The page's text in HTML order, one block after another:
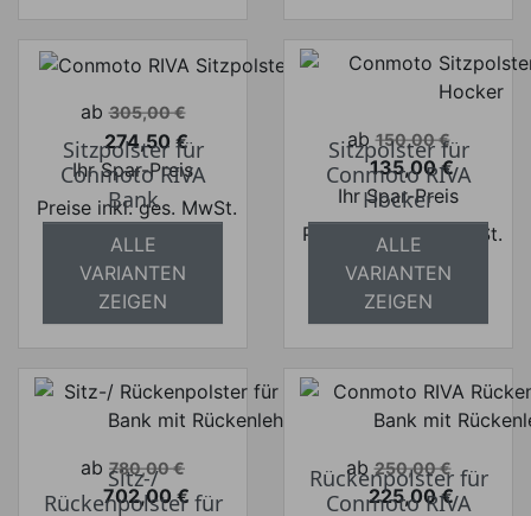
Verkaufspreis
ab 305,00 €
Preis
274,50 €
Ihr Spar-Preis
Preise inkl. ges. MwSt.
absolut
versandkostenfrei
Sitzpolster für
Conmoto RIVA
Bank
ALLE
VARIANTEN
ZEIGEN
Verkaufspreis
ab 150,00 €
Preis
135,00 €
Ihr Spar-Preis
Preise inkl. ges. MwSt.
absolut
versandkostenfrei
Sitzpolster für
Conmoto RIVA
Hocker
ALLE
VARIANTEN
ZEIGEN
Verkaufspreis
ab 780,00 €
Preis
702,00 €
Sitz-/
Rückenpolster für
Verkaufspreis
ab 250,00 €
Preis
225,00 €
Rückenpolster für
Conmoto RIVA